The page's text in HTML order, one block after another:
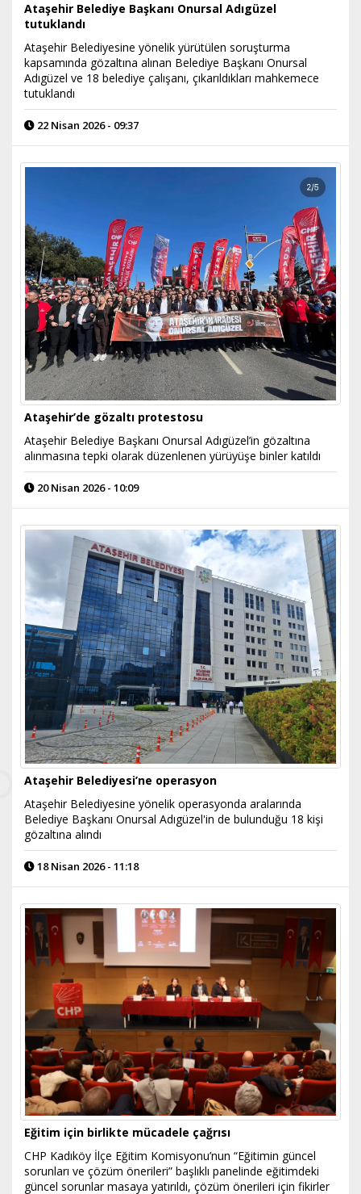
Ataşehir Belediye Başkanı Onursal Adıgüzel
tutuklandı
Ataşehir Belediyesine yönelik yürütülen soruşturma
kapsamında gözaltına alınan Belediye Başkanı Onursal
Adıgüzel ve 18 belediye çalışanı, çıkarıldıkları mahkemece
tutuklandı
22 Nisan 2026 - 09:37
Ataşehir’de gözaltı protestosu
Ataşehir Belediye Başkanı Onursal Adıgüzel’in gözaltına
alınmasına tepki olarak düzenlenen yürüyüşe binler katıldı
20 Nisan 2026 - 10:09
Ataşehir Belediyesi’ne operasyon
Ataşehir Belediyesine yönelik operasyonda aralarında
Belediye Başkanı Onursal Adıgüzel'in de bulunduğu 18 kişi
gözaltına alındı
18 Nisan 2026 - 11:18
Eğitim için birlikte mücadele çağrısı
CHP Kadıköy İlçe Eğitim Komisyonu’nun “Eğitimin güncel
sorunları ve çözüm önerileri” başlıklı panelinde eğitimdeki
güncel sorunlar masaya yatırıldı, çözüm önerileri için fikirler